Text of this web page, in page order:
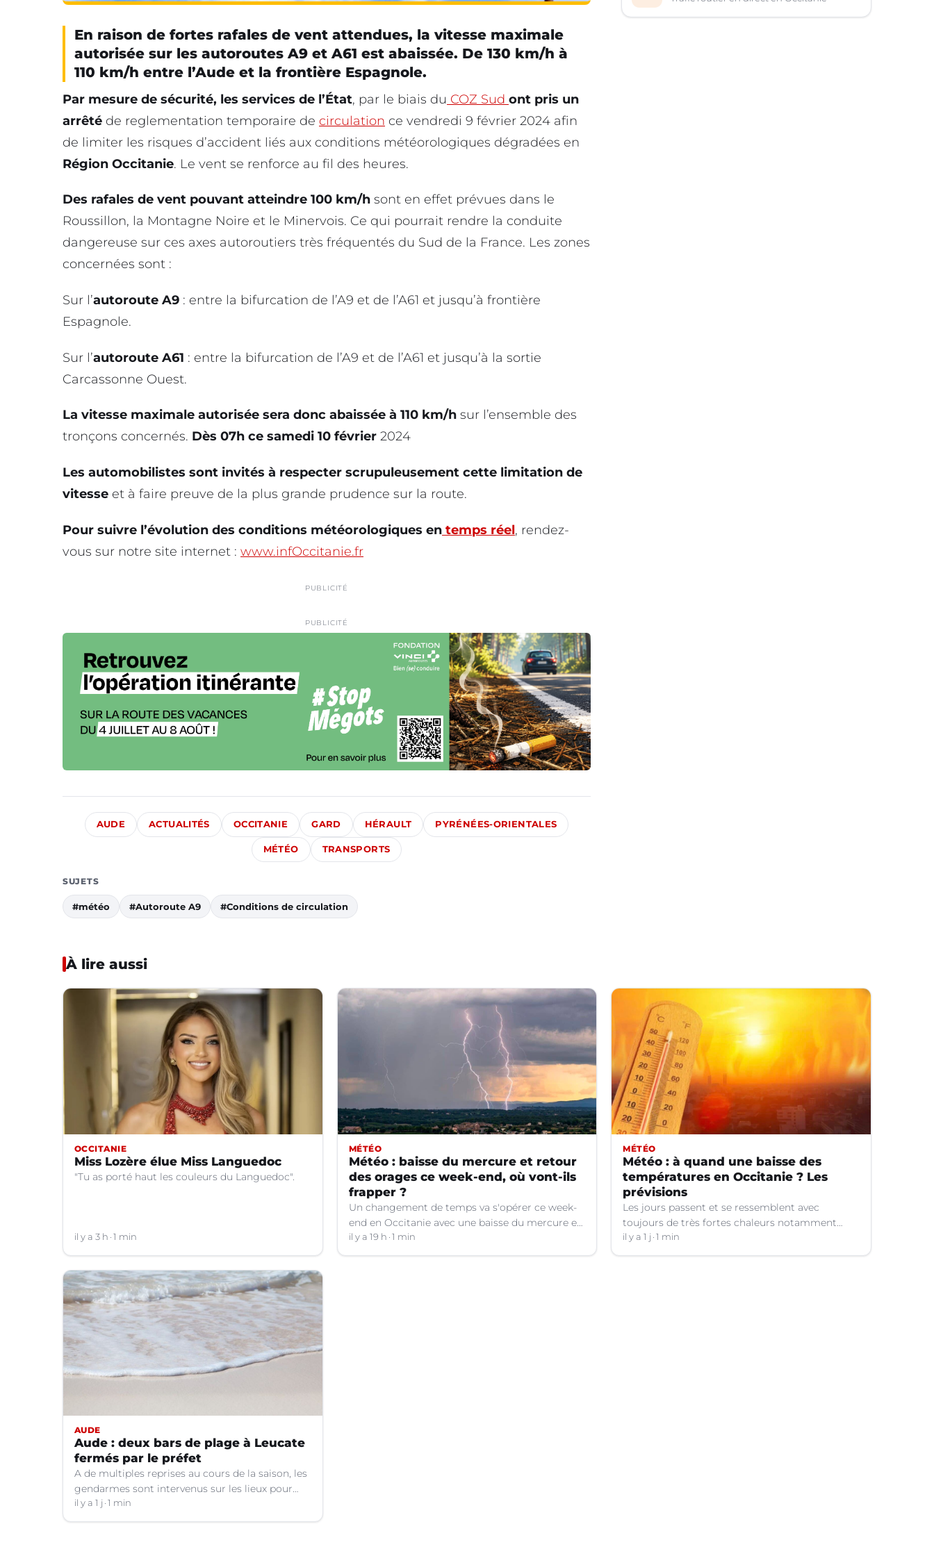
En raison de fortes rafales de vent attendues, la vitesse maximale
autorisée sur les autoroutes A9 et A61 est abaissée. De 130 km/h à
110 km/h entre l’Aude et la frontière Espagnole.
Par mesure de sécurité, les services de l’État, par le biais du COZ Sud ont pris un
arrêté de reglementation temporaire de circulation ce vendredi 9 février 2024 afin
de limiter les risques d’accident liés aux conditions météorologiques dégradées en
Région Occitanie. Le vent se renforce au fil des heures.
Des rafales de vent pouvant atteindre 100 km/h sont en effet prévues dans le
Roussillon, la Montagne Noire et le Minervois. Ce qui pourrait rendre la conduite
dangereuse sur ces axes autoroutiers très fréquentés du Sud de la France. Les zones
concernées sont :
Sur l’autoroute A9 : entre la bifurcation de l’A9 et de l’A61 et jusqu’à frontière
Espagnole.
Sur l’autoroute A61 : entre la bifurcation de l’A9 et de l’A61 et jusqu’à la sortie
Carcassonne Ouest.
La vitesse maximale autorisée sera donc abaissée à 110 km/h sur l’ensemble des
tronçons concernés. Dès 07h ce samedi 10 février 2024
Les automobilistes sont invités à respecter scrupuleusement cette limitation de
vitesse et à faire preuve de la plus grande prudence sur la route.
Pour suivre l’évolution des conditions météorologiques en temps réel, rendez-
vous sur notre site internet : www.infOccitanie.fr
PUBLICITÉ
PUBLICITÉ
AUDE ACTUALITÉS OCCITANIE GARD HÉRAULT PYRÉNÉES-ORIENTALES
MÉTÉO TRANSPORTS
SUJETS
#météo #Autoroute A9 #Conditions de circulation
À lire aussi
OCCITANIE
Miss Lozère élue Miss Languedoc
"Tu as porté haut les couleurs du Languedoc".
il y a 3 h 1 min
MÉTÉO
Météo : baisse du mercure et retour
des orages ce week-end, où vont-ils
frapper ?
Un changement de temps va s'opérer ce week-
end en Occitanie avec une baisse du mercure et
le retour d'orages dans certains départements.
il y a 19 h 1 min
MÉTÉO
Météo : à quand une baisse des
températures en Occitanie ? Les
prévisions
Les jours passent et se ressemblent avec
toujours de très fortes chaleurs notamment
dans le Languedoc. Jusqu’à quand ?
il y a 1 j 1 min
AUDE
Aude : deux bars de plage à Leucate
fermés par le préfet
A de multiples reprises au cours de la saison, les
gendarmes sont intervenus sur les lieux pour
des faits de violences, de consommation
d'alcool, de rixes, de tapage, de stationnement...
il y a 1 j 1 min